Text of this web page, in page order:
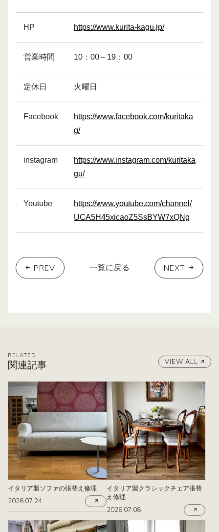
HP https://www.kurita-kagu.jp/
営業時間 10：00～19：00
定休日 火曜日
Facebook
https://www.facebook.com/kuritaka
g/
instagram
https://www.instagram.com/kuritaka
gu/
Youtube
https://www.youtube.com/channel/
UCA5H45xicaoZ5SsBYW7xQNg
PREV 一覧に戻る NEXT
RELATED
関連記事 VIEW ALL
イタリア製ソファの張替え修理
2026.07.24
イタリア製クラシックチェア張替
え修理
2026.07.08